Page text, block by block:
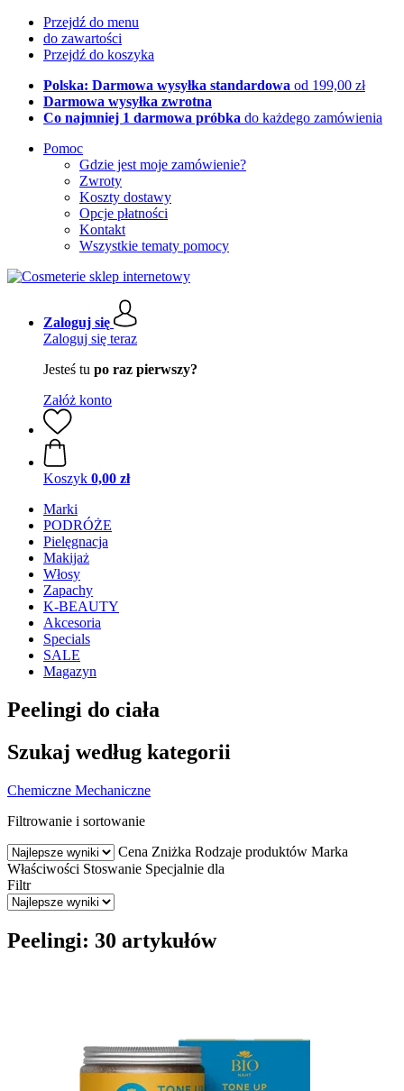
Przejdź do menu
do zawartości
Przejdź do koszyka
Polska: Darmowa wysyłka standardowa od 199,00 zł
Darmowa wysyłka zwrotna
Co najmniej 1 darmowa próbka do każdego zamówienia
Pomoc
Gdzie jest moje zamówienie?
Zwroty
Koszty dostawy
Opcje płatności
Kontakt
Wszystkie tematy pomocy
Zaloguj się
Zaloguj się teraz
Jesteś tu po raz pierwszy?
Załóż konto
Koszyk 0,00 zł
Marki
PODRÓŻE
Pielęgnacja
Makijaż
Włosy
Zapachy
K-BEAUTY
Akcesoria
Specials
SALE
Magazyn
Peelingi do ciała
Szukaj według kategorii
Chemiczne Mechaniczne
Filtrowanie i sortowanie
Cena Zniżka Rodzaje produktów Marka
Właściwości Stoswanie Specjalnie dla
Filtr
Peelingi: 30 artykułów